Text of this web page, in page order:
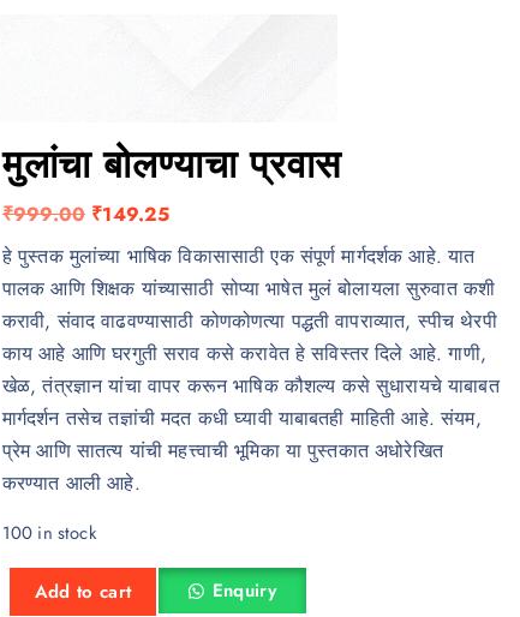
मुलांचा बोलण्याचा प्रवास
₹999.00 O
r
i
g
i
n
a
l
p
i
c
e
₹149.25C
u
r
r
e
n
t
p
e
हे पुस्तक मुलांच्या भाषिक विकासासाठी एक संपूर्ण मार्गदर्शक आहे. यात
पालक आणि शिक्षक यांच्यासाठी सोप्या भाषेत मुलं बोलायला सुरुवात कशी
करावी, संवाद वाढवण्यासाठी कोणकोणत्या पद्धती वापराव्यात, स्पीच थेरपी
काय आहे आणि घरगुती सराव कसे करावेत हे सविस्तर दिले आहे. गाणी,
खेळ, तंत्रज्ञान यांचा वापर करून भाषिक कौशल्य कसे सुधारायचे याबाबत
मार्गदर्शन तसेच तज्ञांची मदत कधी घ्यावी याबाबतही माहिती आहे. संयम,
प्रेम आणि सातत्य यांची महत्त्वाची भूमिका या पुस्तकात अधोरेखित
करण्यात आली आहे.
100 in stock
मुलांचा बोलण्याचा प्रवास quantity
Add to cart Enquiry